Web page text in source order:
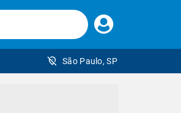
Faça
seu
São Paulo, SP